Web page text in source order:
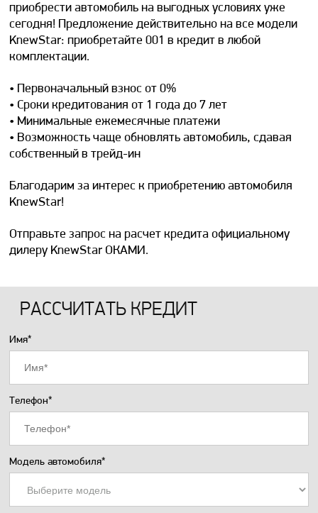
приобрести автомобиль на выгодных условиях уже
сегодня! Предложение действительно на все модели
KnewStar: приобретайте 001 в кредит в любой
комплектации.
• Первоначальный взнос от 0%
• Сроки кредитования от 1 года до 7 лет
• Минимальные ежемесячные платежи
• Возможность чаще обновлять автомобиль, сдавая
собственный в трейд-ин
Благодарим за интерес к приобретению автомобиля
KnewStar!
Отправьте запрос на расчет кредита официальному
дилеру KnewStar ОКАМИ.
РАССЧИТАТЬ КРЕДИТ
Имя*
Телефон*
Модель автомобиля*